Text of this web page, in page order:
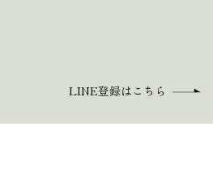
LINE登録はこちら